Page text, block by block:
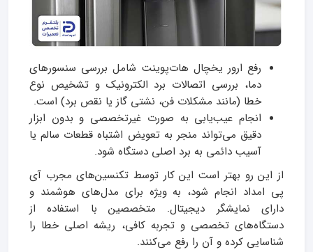
رفع ارور یخچال هات‌پوینت شامل بررسی سنسورهای
دما، بررسی اتصالات برد الکترونیک و تشخیص نوع
خطا (مانند مشکلات فن، نشتی گاز یا نقص برد) است.
انجام عیب‌یابی به صورت غیرتخصصی و بدون ابزار
دقیق می‌تواند منجر به تعویض اشتباه قطعات سالم یا
آسیب دائمی به برد اصلی دستگاه شود.
از این رو بهتر است این کار توسط تکنسین‌های مجرب آی
پی امداد انجام شود، به ویژه برای مدل‌های هوشمند و
دارای نمایشگر دیجیتال. متخصصین با استفاده از
دستگاه‌های تخصصی و تجربه کافی، ریشه اصلی خطا را
شناسایی کرده و آن را رفع می‌کنند.